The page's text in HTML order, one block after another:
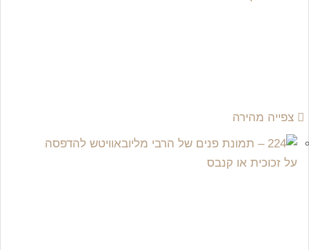
צפייה מהירה